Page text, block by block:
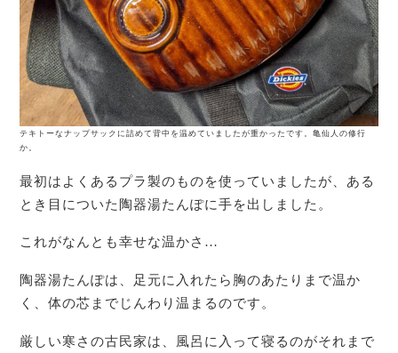
テキトーなナップサックに詰めて背中を温めていましたが重かったです。亀仙人の修行
か。
最初はよくあるプラ製のものを使っていましたが、ある
とき目についた陶器湯たんぽに手を出しました。
これがなんとも幸せな温かさ…
陶器湯たんぽは、足元に入れたら胸のあたりまで温か
く、体の芯までじんわり温まるのです。
厳しい寒さの古民家は、風呂に入って寝るのがそれまで